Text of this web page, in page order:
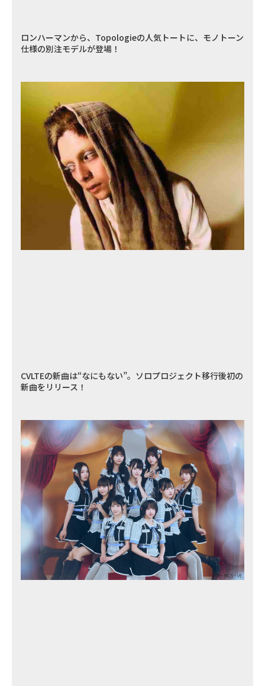
ロンハーマンから、Topologieの人気トートに、モノトーン
仕様の別注モデルが登場！
CVLTEの新曲は“なにもない”。ソロプロジェクト移行後初の
新曲をリリース！